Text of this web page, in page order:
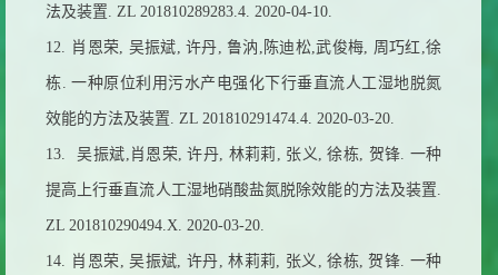
法及装置 . ZL 201810289283.4. 2020-04-10.
12. 肖恩荣 吴振斌 ,许丹 ,鲁汭 陈迪松 ,武俊梅 周巧红 徐
栋 一种原位利用污水产电强化下行垂直流人工湿地脱氮
效能的方法及装置 . ZL 201810291474.4. 2020-03-20.
13. 吴振斌 肖恩荣 ,许丹 林莉莉 张义 ,徐栋 贺锋 一种
提高上行垂直流人工湿地硝酸盐氮脱除效能的方法及装置
ZL 201810290494.X. 2020-03-20.
14. 肖恩荣 ,吴振斌 许丹 ,林莉莉 张义 ,徐栋 ,贺锋 一种